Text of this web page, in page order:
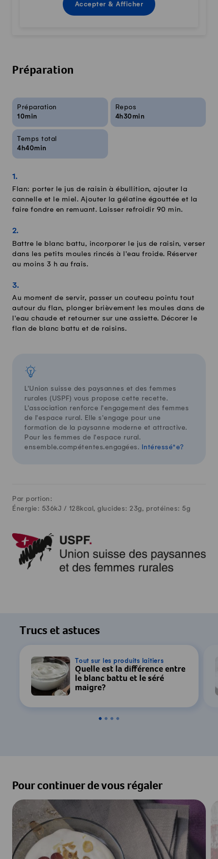
Accepter & Afficher
Préparation
Infos sur la recette
Préparation
10min
Repos
4h30min
Temps total
4h40min
Flan: porter le jus de raisin à ébullition, ajouter la
cannelle et le miel. Ajouter la gélatine égouttée et la
faire fondre en remuant. Laisser refroidir 90 min.
Battre le blanc battu, incorporer le jus de raisin, verser
dans les petits moules rincés à l'eau froide. Réserver
au moins 3 h au frais.
Au moment de servir, passer un couteau pointu tout
autour du flan, plonger brièvement les moules dans de
l'eau chaude et retourner sur une assiette. Décorer le
flan de blanc battu et de raisins.
L'Union suisse des paysannes et des femmes
rurales (USPF) vous propose cette recette.
L'association renforce l'engagement des femmes
de l'espace rural. Elle s'engage pour une
formation de la paysanne moderne et attractive.
Pour les femmes de l'espace rural.
ensemble.compétentes.engagées.
Intéressé*e?
Par portion:
Énergie: 536kJ / 128kcal, glucides: 23g, protéines: 5g
Trucs et astuces
Tout sur les produits laitiers
Quelle est la différence entre
le blanc battu et le séré
maigre?
Pour continuer de vous régaler